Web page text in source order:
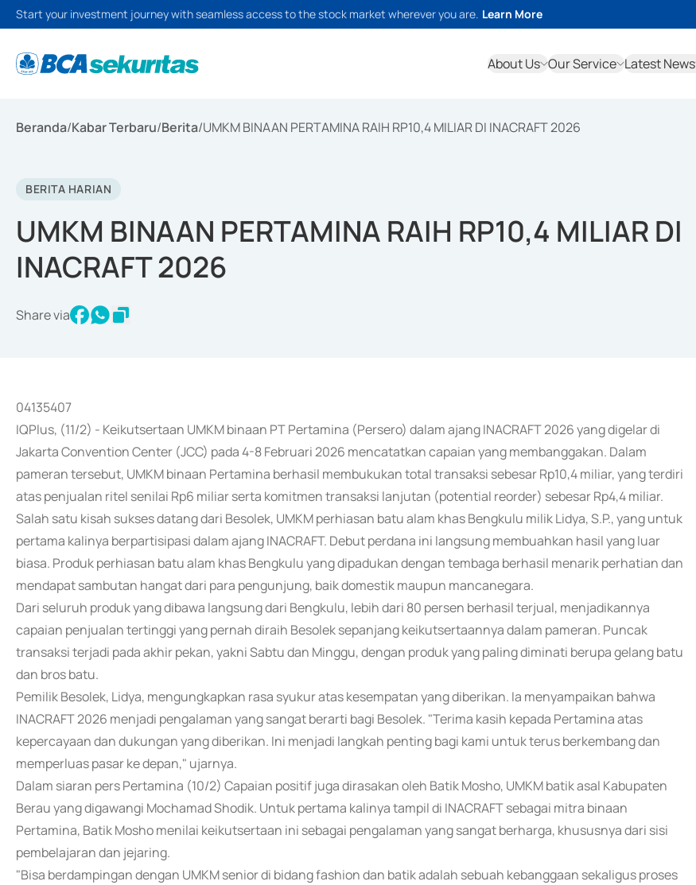
Start your investment journey with seamless access to the stock market wherever you are. Learn More
About Us Our Service Latest News
Beranda/Kabar Terbaru/Berita/UMKM BINAAN PERTAMINA RAIH RP10,4 MILIAR DI INACRAFT 2026
BERITA HARIAN
UMKM BINAAN PERTAMINA RAIH RP10,4 MILIAR DI
INACRAFT 2026
Share via
04135407
IQPlus, (11/2) - Keikutsertaan UMKM binaan PT Pertamina (Persero) dalam ajang INACRAFT 2026 yang digelar di
Jakarta Convention Center (JCC) pada 4-8 Februari 2026 mencatatkan capaian yang membanggakan. Dalam
pameran tersebut, UMKM binaan Pertamina berhasil membukukan total transaksi sebesar Rp10,4 miliar, yang terdiri
atas penjualan ritel senilai Rp6 miliar serta komitmen transaksi lanjutan (potential reorder) sebesar Rp4,4 miliar.
Salah satu kisah sukses datang dari Besolek, UMKM perhiasan batu alam khas Bengkulu milik Lidya, S.P., yang untuk
pertama kalinya berpartisipasi dalam ajang INACRAFT. Debut perdana ini langsung membuahkan hasil yang luar
biasa. Produk perhiasan batu alam khas Bengkulu yang dipadukan dengan tembaga berhasil menarik perhatian dan
mendapat sambutan hangat dari para pengunjung, baik domestik maupun mancanegara.
Dari seluruh produk yang dibawa langsung dari Bengkulu, lebih dari 80 persen berhasil terjual, menjadikannya
capaian penjualan tertinggi yang pernah diraih Besolek sepanjang keikutsertaannya dalam pameran. Puncak
transaksi terjadi pada akhir pekan, yakni Sabtu dan Minggu, dengan produk yang paling diminati berupa gelang batu
dan bros batu.
Pemilik Besolek, Lidya, mengungkapkan rasa syukur atas kesempatan yang diberikan. Ia menyampaikan bahwa
INACRAFT 2026 menjadi pengalaman yang sangat berarti bagi Besolek. "Terima kasih kepada Pertamina atas
kepercayaan dan dukungan yang diberikan. Ini menjadi langkah penting bagi kami untuk terus berkembang dan
memperluas pasar ke depan," ujarnya.
Dalam siaran pers Pertamina (10/2) Capaian positif juga dirasakan oleh Batik Mosho, UMKM batik asal Kabupaten
Berau yang digawangi Mochamad Shodik. Untuk pertama kalinya tampil di INACRAFT sebagai mitra binaan
Pertamina, Batik Mosho menilai keikutsertaan ini sebagai pengalaman yang sangat berharga, khususnya dari sisi
pembelajaran dan jejaring.
"Bisa berdampingan dengan UMKM senior di bidang fashion dan batik adalah sebuah kebanggaan sekaligus proses